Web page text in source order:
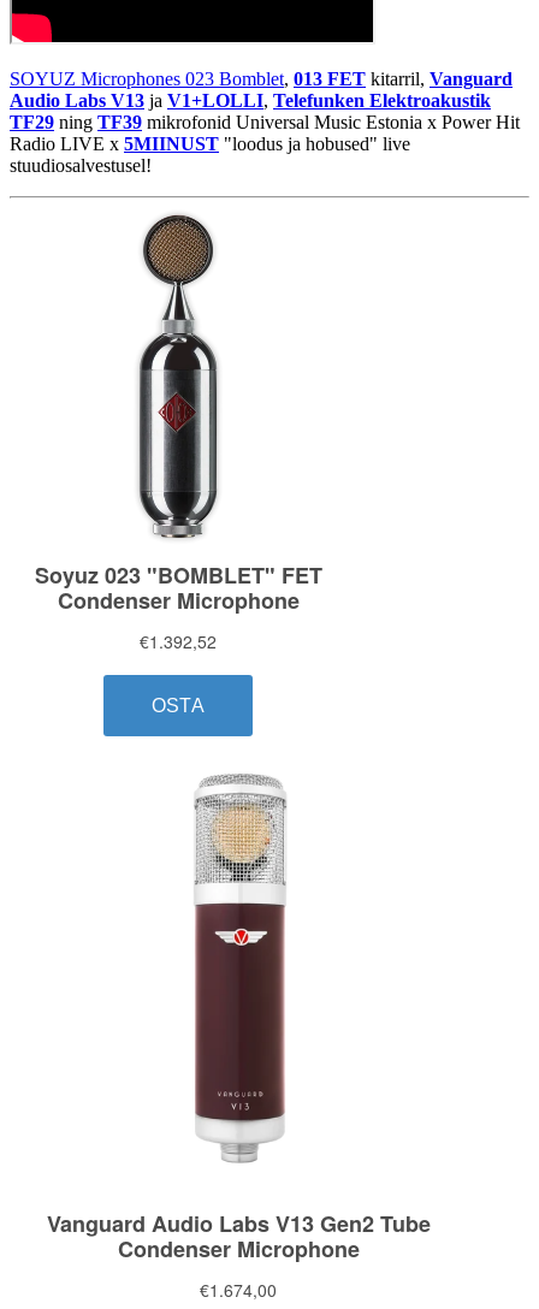
SOYUZ Microphones 023 Bomblet, 013 FET kitarril, Vanguard
Audio Labs V13 ja V1+LOLLI, Telefunken Elektroakustik
TF29 ning TF39 mikrofonid Universal Music Estonia x Power Hit
Radio LIVE x 5MIINUST "loodus ja hobused" live
stuudiosalvestusel!